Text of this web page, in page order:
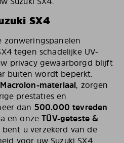
SX4
zonweringspanelen
tegen schadelijke UV-
privacy gewaarborgd blijft
buiten wordt beperkt.
Macrolon-materiaal, zorgen
prestaties en
dan 500.000 tevreden
en onzeTÜV-geteste &
bent u verzekerd van de
voor uw Suzuki SX4.